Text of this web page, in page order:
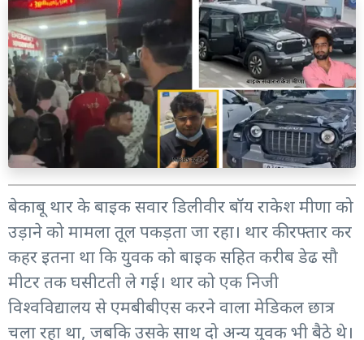
बेकाबू थार के बाइक सवार डिलीवीर बॉय राकेश मीणा को
उड़ाने को मामला तूल पकड़ता जा रहा। थार की रफ्तार कर
कहर इतना था कि युवक को बाइक सहित करीब डेढ सौ
मीटर तक घसीटती ले गई। थार को एक निजी
विश्वविद्यालय से एमबीबीएस करने वाला मेडिकल छात्र
चला रहा था, जबकि उसके साथ दो अन्य युवक भी बैठे थे।